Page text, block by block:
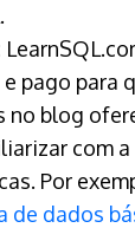
pago para
no blog
com
Por
de dados